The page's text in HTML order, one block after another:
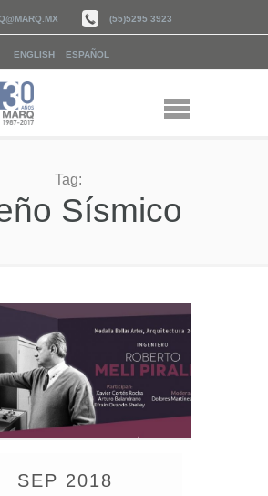
(55)5295 3923
ENGLISH ESPAÑOL
Tag:
Sísmico
SEP 2018